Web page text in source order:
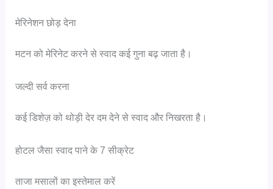
मेरिनेशन छोड़ देना
मटन को मेरिनेट करने से स्वाद कई गुना बढ़ जाता है।
जल्दी सर्व करना
कई डिशेज़ को थोड़ी देर दम देने से स्वाद और निखरता है।
होटल जैसा स्वाद पाने के 7 सीक्रेट
ताजा मसालों का इस्तेमाल करें